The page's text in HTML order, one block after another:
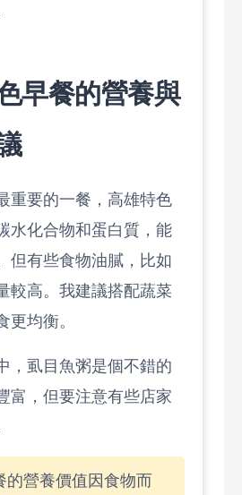
早餐的營養與
重要的一餐，高雄特色
水化合物和蛋白質，能
但有些食物油膩，比如
較高。我建議搭配蔬菜
更均衡。
，虱目魚粥是個不錯的
富，但要注意有些店家
的營養價值因食物而